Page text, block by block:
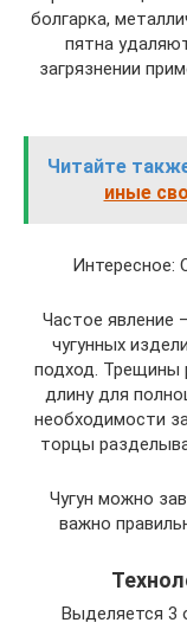
болгарка,
пятна
загрязнении
Читайте
иные
Интересное:
Частое явление
чугунных
подход. Трещины
длину для
необходимости
торцы
Чугун можно
важно
Выделяется 3